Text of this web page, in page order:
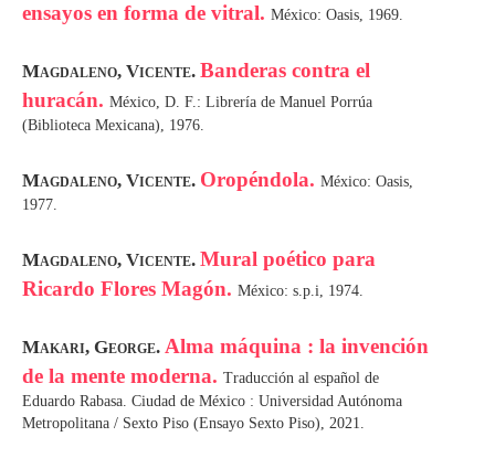
ensayos en forma de vitral. México: Oasis, 1969.
Magdaleno, Vicente. Banderas contra el
huracán. México, D. F.: Librería de Manuel Porrúa
(Biblioteca Mexicana), 1976.
Magdaleno, Vicente. Oropéndola. México: Oasis,
1977.
Magdaleno, Vicente. Mural poético para
Ricardo Flores Magón. México: s.p.i, 1974.
Makari, George. Alma máquina : la invención
de la mente moderna. Traducción al español de
Eduardo Rabasa. Ciudad de México : Universidad Autónoma
Metropolitana / Sexto Piso (Ensayo Sexto Piso), 2021.